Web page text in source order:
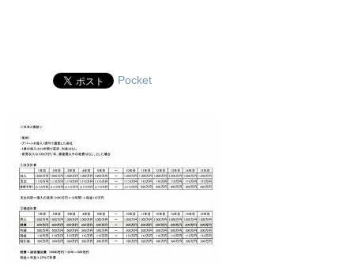
Pocket